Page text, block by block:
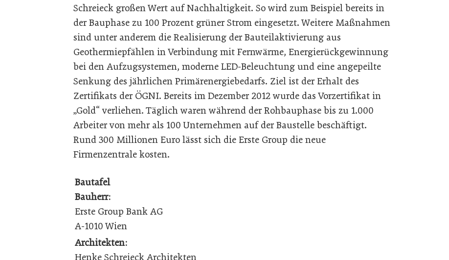
Schreieck großen Wert auf Nachhaltigkeit. So wird zum Beispiel bereits in
der Bauphase zu 100 Prozent grüner Strom eingesetzt. Weitere Maßnahmen
sind unter anderem die Realisierung der Bauteilaktivierung aus
Geothermiepfählen in Verbindung mit Fernwärme, Energierückgewinnung
bei den Aufzug­systemen, moderne LED-Beleuchtung und eine angepeilte
Senkung des jährlichen Primärenergiebedarfs. Ziel ist der Erhalt des
Zertifikats der ÖGNI. Bereits im Dezember 2012 wurde das Vorzertifikat in
„Gold“ verliehen. Täglich waren während der Rohbauphase bis zu 1.000
Arbeiter von mehr als 100 Unternehmen auf der Baustelle beschäftigt.
Rund 300 Millionen Euro lässt sich die Erste Group die neue
Firmenzentrale kosten.
Bautafel
Bauherr:
Erste Group Bank AG
A-1010 Wien
Architekten:
Henke Schreieck Architekten